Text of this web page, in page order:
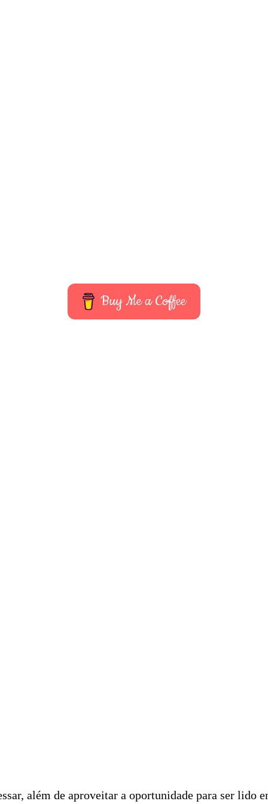
Buy Me a Coffee
além de aproveitar a oportunidade para ser lido